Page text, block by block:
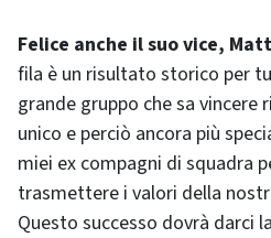
Felice anche il suo vice,
fila è un risultato storico per
grande gruppo che sa vincere
unico e perciò ancora più
miei ex compagni di squadra
trasmettere i valori della
Questo successo dovrà darci